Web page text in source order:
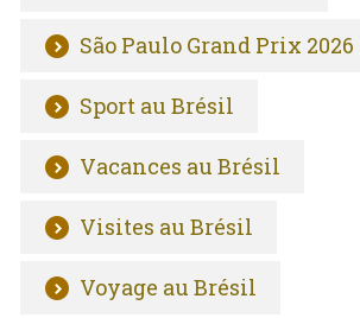
São Paulo Grand Prix 2026
Sport au Brésil
Vacances au Brésil
Visites au Brésil
Voyage au Brésil